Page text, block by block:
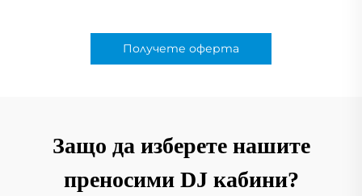
Получете оферта
Защо да изберете нашите
преносими DJ кабини?